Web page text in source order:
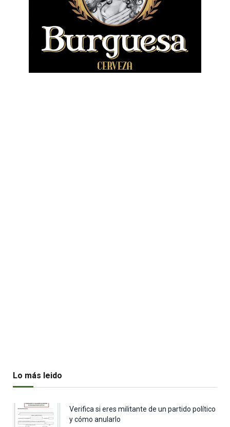
Lo más leido
Verifica si eres militante de un partido político
y cómo anularlo